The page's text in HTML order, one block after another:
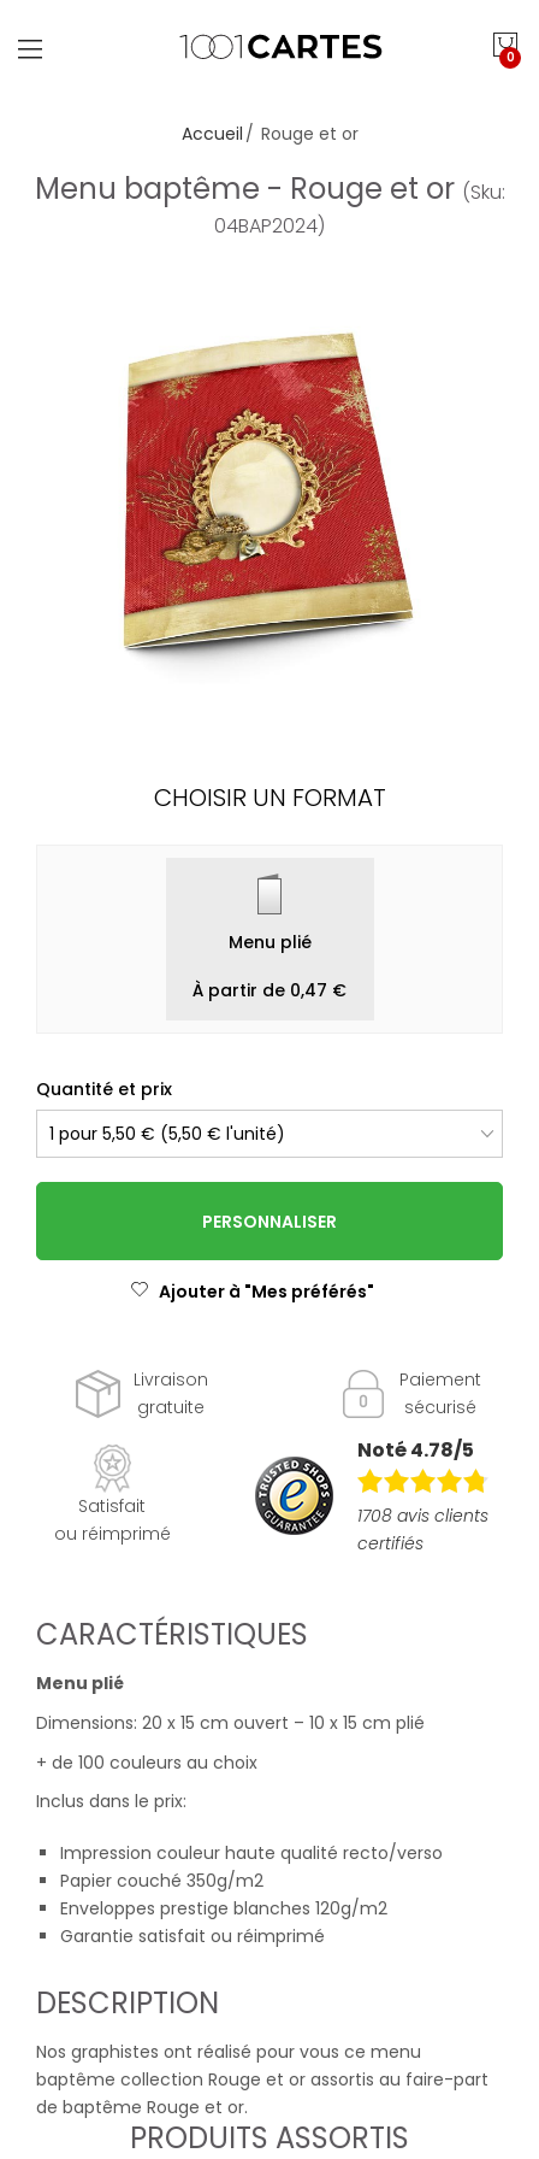
0
Accueil Rouge et or
Menu baptême - Rouge et or (Sku:
04BAP2024)
CHOISIR UN FORMAT
Menu plié
À partir de 0,47 €
Quantité et prix
PERSONNALISER
Ajouter à "Mes préférés"
Livraison
gratuite
Paiement
sécurisé
Satisfait
ou réimprimé
Noté 4.78/5
1708 avis clients
certifiés
CARACTÉRISTIQUES
Menu plié
Dimensions: 20 x 15 cm ouvert – 10 x 15 cm plié
+ de 100 couleurs au choix
Inclus dans le prix:
Impression couleur haute qualité recto/verso
Papier couché 350g/m2
Enveloppes prestige blanches 120g/m2
Garantie satisfait ou réimprimé
DESCRIPTION
Nos graphistes ont réalisé pour vous ce menu
baptême collection Rouge et or assortis au faire-part
de baptême Rouge et or.
PRODUITS ASSORTIS